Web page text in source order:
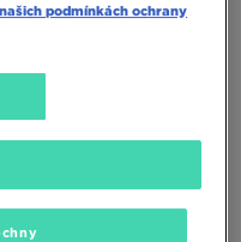
US
našich podmínkách ochrany